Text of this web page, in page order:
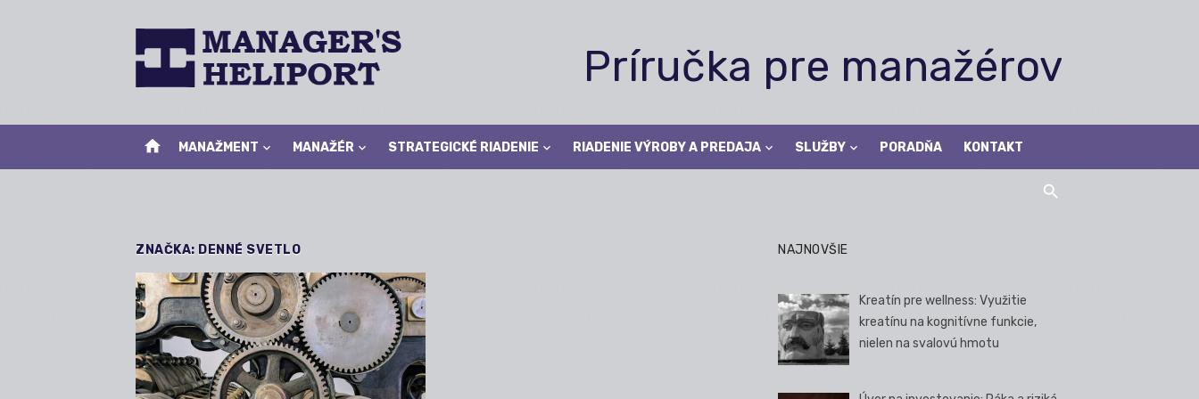
Príručka pre manažérov
home MANAŽMENT MANAŽÉR STRATEGICKÉ RIADENIE RIADENIE VÝROBY A PREDAJA SLUŽBY PORADŇA KONTAKT
ZNAČKA: DENNÉ SVETLO NAJNOVŠIE
Kreatín pre wellness: Využitie
kreatínu na kognitívne funkcie,
nielen na svalovú hmotu